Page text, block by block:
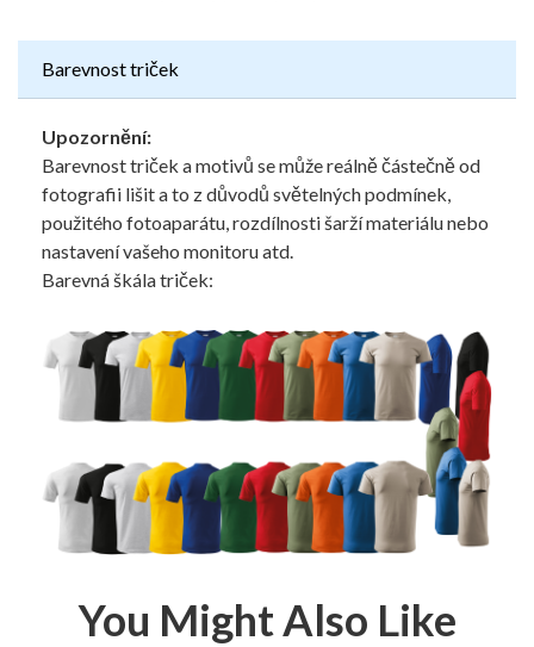
Barevnost triček
Upozornění:
Barevnost triček a motivů se může reálně částečně od
fotografii lišit a to z důvodů světelných podmínek,
použitého fotoaparátu, rozdílnosti šarží materiálu nebo
nastavení vašeho monitoru atd.
Barevná škála triček:
You Might Also Like